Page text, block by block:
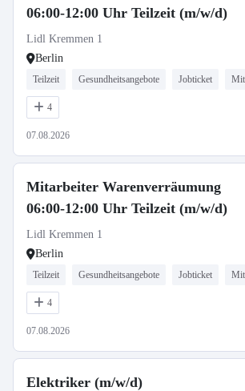
06:00-12:00 Uhr Teilzeit (m/w/d)
Lidl Kremmen 1
Berlin
Teilzeit Gesundheitsangebote Jobticket
4
07.08.2026
Mitarbeiter Warenverräumung
06:00-12:00 Uhr Teilzeit (m/w/d)
Lidl Kremmen 1
Berlin
Teilzeit Gesundheitsangebote Jobticket
4
07.08.2026
Elektriker (m/w/d)